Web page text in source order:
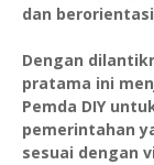
dan
Dengan
pratama ini
Pemda DIY
pemerintahan
sesuai dengan